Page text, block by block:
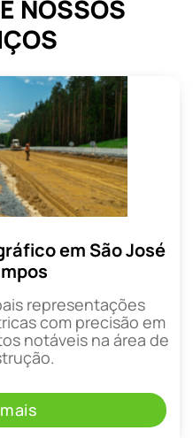
NOSSOS
em São José
representações
com precisão em
notáveis na área de